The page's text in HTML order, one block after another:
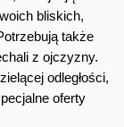
bliskich,
także
z ojczyzny.
odległości,
oferty